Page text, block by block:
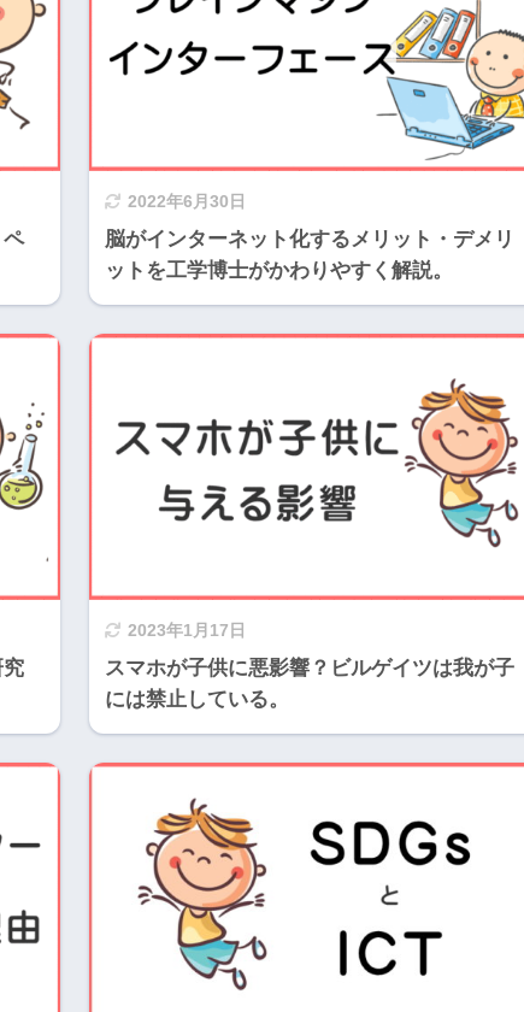
2022年6月30日
脳がインターネット化するメリット・デメリ
ットを工学博士がかわりやすく解説。
2023年1月17日
スマホが子供に悪影響？ビルゲイツは我が子
には禁止している。